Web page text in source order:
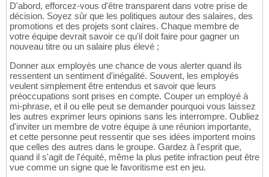
D'abord, efforcez-vous d'être transparent dans votre prise de
décision. Soyez sûr que les politiques autour des salaires, des
promotions et des projets sont claires. Chaque membre de
votre équipe devrait savoir ce qu'il doit faire pour gagner un
nouveau titre ou un salaire plus élevé ;
Donner aux employés une chance de vous alerter quand ils
ressentent un sentiment d'inégalité. Souvent, les employés
veulent simplement être entendus et savoir que leurs
préoccupations sont prises en compte. Couper un employé à
mi-phrase, et il ou elle peut se demander pourquoi vous laissez
les autres exprimer leurs opinions sans les interrompre. Oubliez
d'inviter un membre de votre équipe à une réunion importante,
et cette personne peut ressentir que ses idées importent moins
que celles des autres dans le groupe. Gardez à l'esprit que,
quand il s'agit de l'équité, même la plus petite infraction peut être
vue comme un signe que le favoritisme est en jeu.